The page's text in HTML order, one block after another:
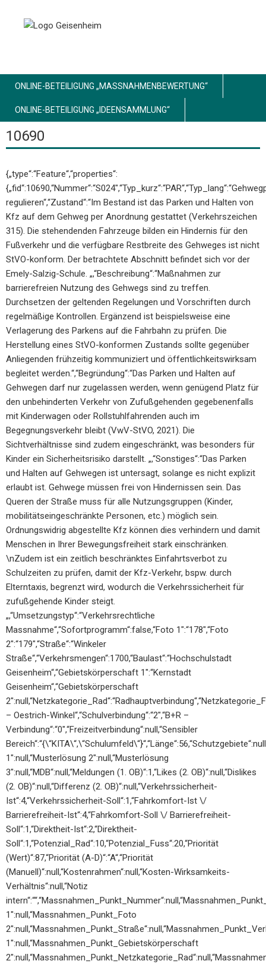
ONLINE-BETEILIGUNG „MASSNAHMENBEWERTUNG“
ONLINE-BETEILIGUNG „IDEENSAMMLUNG“
10690
{„type“:“Feature“,“properties“:
regulieren“,“Zustand“:“Im Bestand ist das Parken und Halten von
Kfz auf dem Gehweg per Anordnung gestattet (Verkehrszeichen
315). Die stehendenden Fahrzeuge bilden ein Hindernis für den
Fußverkehr und die verfügbare Restbreite des Gehweges ist nicht
StVO-konform. Der betrachtete Abschnitt befindet sich vor der
Emely-Salzig-Schule. „,“Beschreibung“:“Maßnahmen zur
barrierefreien Nutzung des Gehwegs sind zu treffen.
Durchsetzen der geltenden Regelungen und Vorschriften durch
regelmäßige Kontrollen. Ergänzend ist beispielsweise eine
Verlagerung des Parkens auf die Fahrbahn zu prüfen. Die
Herstellung eines StVO-konformen Zustands sollte gegenüber
Anliegenden frühzeitig kommuniziert und öffentlichkeitswirksam
begleitet werden.“,“Begründung“:“Das Parken und Halten auf
Gehwegen darf nur zugelassen werden, wenn genügend Platz für
den unbehinderten Verkehr von Zufußgehenden gegebenenfalls
mit Kinderwagen oder Rollstuhlfahrenden auch im
Begegnungsverkehr bleibt (VwV-StVO, 2021). Die
Sichtverhältnisse sind zudem eingeschränkt, was besonders für
Kinder ein Sicherheitsrisiko darstellt. „,“Sonstiges“:“Das Parken
und Halten auf Gehwegen ist untersagt, solange es nicht explizit
erlaubt ist. Gehwege müssen frei von Hindernissen sein. Das
Queren der Straße muss für alle Nutzungsgruppen (Kinder,
mobilitätseingeschränkte Personen, etc.) möglich sein.
Ordnungswidrig abgestellte Kfz können dies verhindern und damit
Menschen in Ihrer Bewegungsfreiheit stark einschränken.
\nZudem ist ein zeitlich beschränktes Einfahrtsverbot zu
Schulzeiten zu prüfen, damit der Kfz-Verkehr, bspw. durch
Elterntaxis, begrenzt wird, wodurch die Verkehrssicherheit für
zufußgehende Kinder steigt.
„,“Umsetzungstyp“:“Verkehrsrechtliche
Massnahme“,“Sofortprogramm“:false,“Foto 1″:“178″,“Foto
2″:“179″,“Straße“:“Winkeler
Straße“,“Verkehrsmengen“:1700,“Baulast“:“Hochschulstadt
Geisenheim“,“Gebietskörperschaft 1″:“Kernstadt
Geisenheim“,“Gebietskörperschaft
– Oestrich-Winkel“,“Schulverbindung“:“2″,“B+R –
Verbindung“:“0″,“Freizeitverbindung“:null,“Sensibler
1″:null,“Musterlösung 2″:null,“Musterlösung
3″:null,“MDB“:null,“Meldungen (1. OB)“:1,“Likes (2. OB)“:null,“Dislikes
(2. OB)“:null,“Differenz (2. OB)“:null,“Verkehrssicherheit-
Ist“:4,“Verkehrssicherheit-Soll“:1,“Fahrkomfort-Ist \/
Barrierefreiheit-Ist“:4,“Fahrkomfort-Soll \/ Barrierefreiheit-
Soll“:1,“Direktheit-Ist“:2,“Direktheit-
Soll“:1,“Potenzial_Rad“:10,“Potenzial_Fuss“:20,“Priorität
(Wert)“:87,“Priorität (A-D)“:“A“,“Priorität
(Manuell)“:null,“Kostenrahmen“:null,“Kosten-Wirksamkeits-
Verhältnis“:null,“Notiz
1″:null,“Massnahmen_Punkt_Foto
1″:null,“Massnahmen_Punkt_Gebietskörperschaft